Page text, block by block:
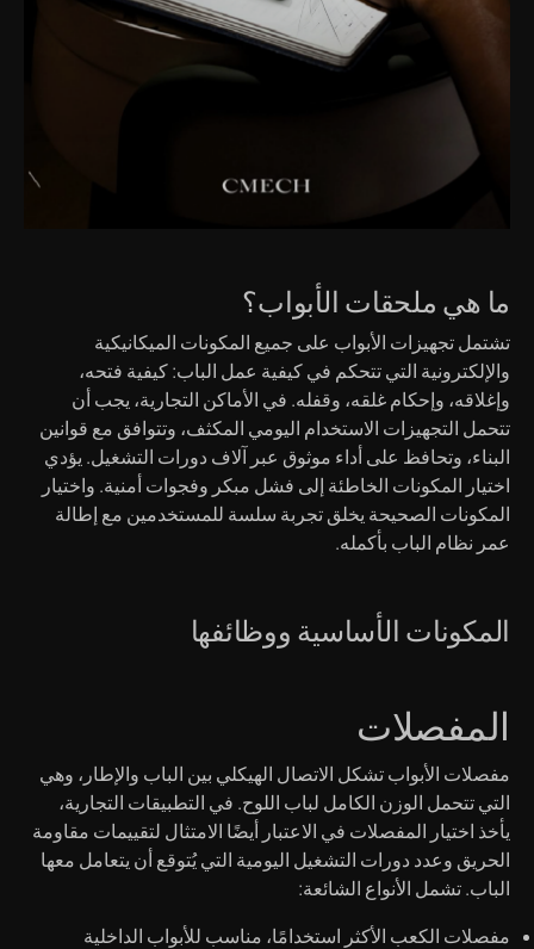
ما هي ملحقات الأبواب؟
تشتمل تجهيزات الأبواب على جميع المكونات الميكانيكية
والإلكترونية التي تتحكم في كيفية عمل الباب: كيفية فتحه،
وإغلاقه، وإحكام غلقه، وقفله. في الأماكن التجارية، يجب أن
تتحمل التجهيزات الاستخدام اليومي المكثف، وتتوافق مع قوانين
البناء، وتحافظ على أداء موثوق عبر آلاف دورات التشغيل. يؤدي
اختيار المكونات الخاطئة إلى فشل مبكر وفجوات أمنية. واختيار
المكونات الصحيحة يخلق تجربة سلسة للمستخدمين مع إطالة
عمر نظام الباب بأكمله.
المكونات الأساسية ووظائفها
المفصلات
مفصلات الأبواب تشكل الاتصال الهيكلي بين الباب والإطار، وهي
التي تتحمل الوزن الكامل لباب اللوح. في التطبيقات التجارية،
يأخذ اختيار المفصلات في الاعتبار أيضًا الامتثال لتقييمات مقاومة
الحريق وعدد دورات التشغيل اليومية التي يُتوقع أن يتعامل معها
الباب. تشمل الأنواع الشائعة:
مفصلات الكعب الأكثر استخدامًا، مناسب للأبواب الداخلية